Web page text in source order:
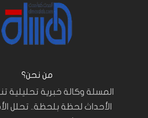
من نحن؟
المسلة وكالة خبرية تحليلية
الأحداث لحظة بلحظة.. تحلل